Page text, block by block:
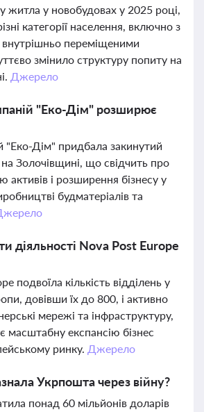
житла у новобудовах у 2025 році,
категорії населення, включно з
внутрішньо переміщеними
змінило структуру попиту на
Джерело
"Еко-Дім" розширює
"Еко-Дім" придбала закинутий
Золочівщині, що свідчить про
активів і розширення бізнесу у
будматеріалів та
діяльності Nova Post Europe
подвоїла кількість відділень у
довівши їх до 800, і активно
мережі та інфраструктуру,
масштабну експансію бізнес
ринку. Джерело
Укрпошта через війну?
понад 60 мільйонів доларів